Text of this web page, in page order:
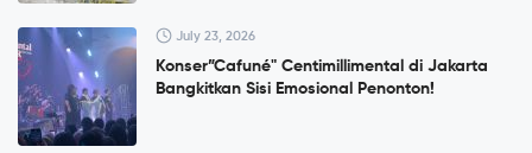
July 23, 2026
Konser”Cafuné" Centimillimental di Jakarta
Bangkitkan Sisi Emosional Penonton!